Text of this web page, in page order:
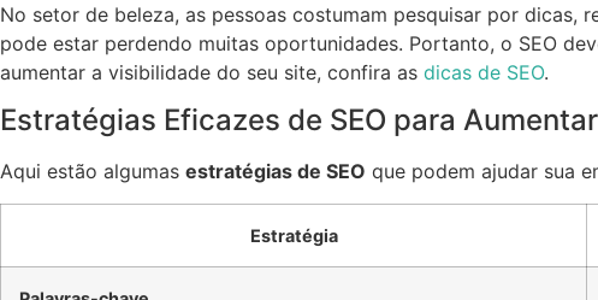
No setor de beleza, as pessoas costumam pesquisar por dicas,
pode estar perdendo muitas oportunidades. Portanto, o SEO
aumentar a visibilidade do seu site, confira as dicas de SEO.
Estratégias Eficazes de SEO para
Aqui estão algumas estratégias de SEO que podem ajudar sua
Estratégia